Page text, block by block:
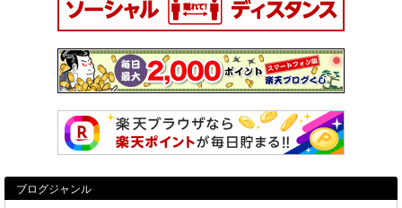
ブログジャンル